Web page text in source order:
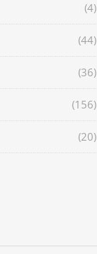
(4)
(44)
(36)
(156)
(20)